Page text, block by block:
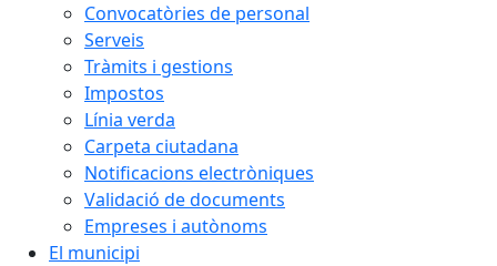
Convocatòries de personal
Serveis
Tràmits i gestions
Impostos
Línia verda
Carpeta ciutadana
Notificacions electròniques
Validació de documents
Empreses i autònoms
El municipi